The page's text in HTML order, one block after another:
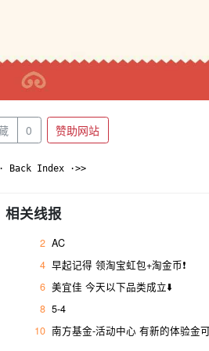
0 赞助网站
Back Index ·>>
相关线报
2 AC
4 早起记得 领淘宝虹包+淘金币❗
6 美宜佳 今天以下品类成立⬇️
8 5-4
10 南方基金-活动中心 有新的体验金